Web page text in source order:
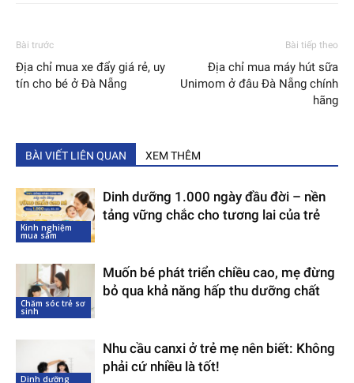
Bài trước
Địa chỉ mua xe đẩy giá rẻ, uy
tín cho bé ở Đà Nẵng
Bài tiếp theo
Địa chỉ mua máy hút sữa
Unimom ở đâu Đà Nẵng chính
hãng
BÀI VIẾT LIÊN QUAN XEM THÊM
Kinh nghiệm
mua sắm
Dinh dưỡng 1.000 ngày đầu đời – nền
tảng vững chắc cho tương lai của trẻ
Chăm sóc trẻ sơ
sinh
Muốn bé phát triển chiều cao, mẹ đừng
bỏ qua khả năng hấp thu dưỡng chất
Dinh dưỡng
Nhu cầu canxi ở trẻ mẹ nên biết: Không
phải cứ nhiều là tốt!